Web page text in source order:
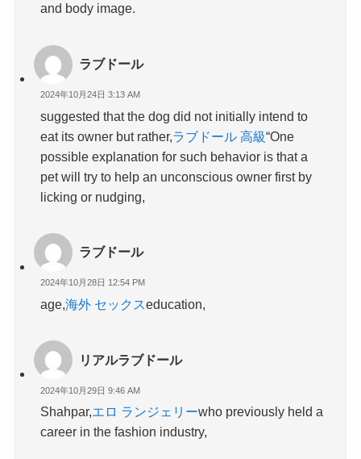
and body image.
ラブドール
2024年10月24日 3:13 AM
suggested that the dog did not initially intend to
eat its owner but rather, ラブドール 高級“One
possible explanation for such behavior is that a
pet will try to help an unconscious owner first by
licking or nudging,
ラブドール
2024年10月28日 12:54 PM
age,海外 セックスeducation,
リアルラブドール
2024年10月29日 9:46 AM
Shahpar,エロ ランジェリーwho previously held a
career in the fashion industry,